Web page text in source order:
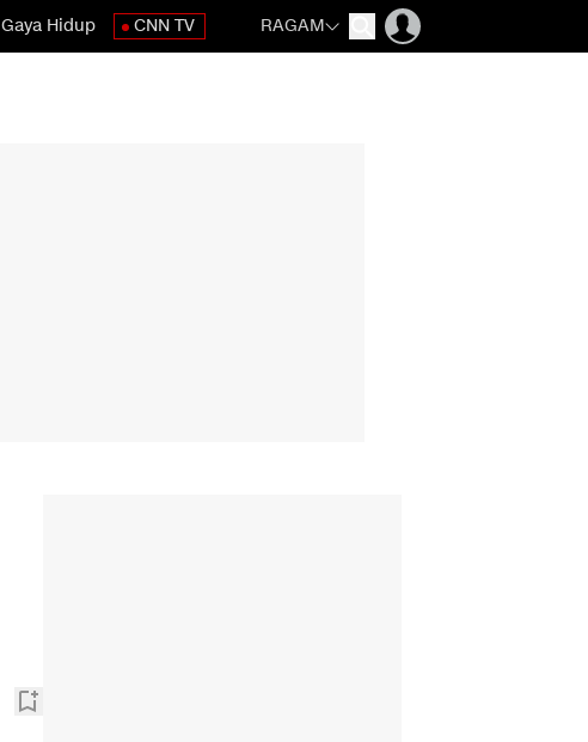
Gaya Hidup CNN TV RAGAM